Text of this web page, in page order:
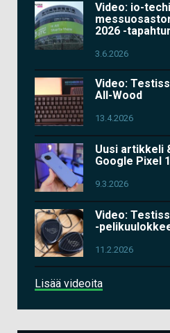
Video: io-
2026 -
3.6.2026
Video:
All-Wood
13.4.2026
Uusi artikkeli
Google Pixel
9.3.2026
Video:
-
11.2.2026
Lisää videoita